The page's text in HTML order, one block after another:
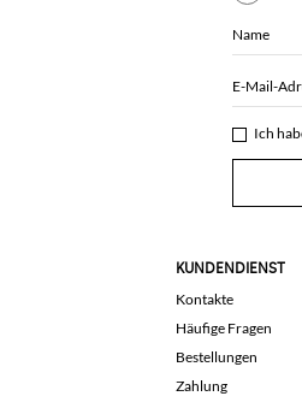
Name
E-Mail-
Ich
KUNDENDIENST
Kontakte
Häufige Fragen
Bestellungen
Zahlung